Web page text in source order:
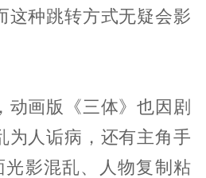
这种跳转方式无疑会影
动画版《三体》也因剧
为人诟病，还有主角手
影混乱、人物复制粘